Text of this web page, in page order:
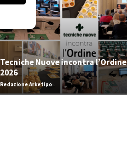
Tecniche Nuove incontra l’Ordine
2026
Redazione Arketipo